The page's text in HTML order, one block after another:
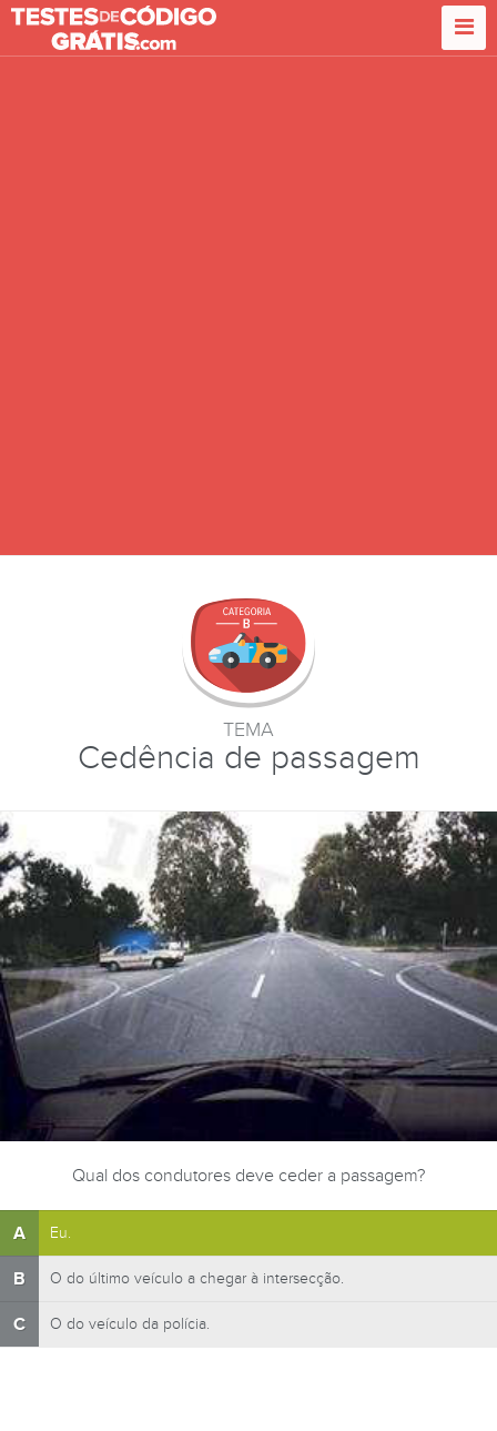
TEMA
Cedência de passagem
Qual dos condutores deve ceder a passagem?
A Eu.
B O do último veículo a chegar à intersecção.
C O do veículo da polícia.